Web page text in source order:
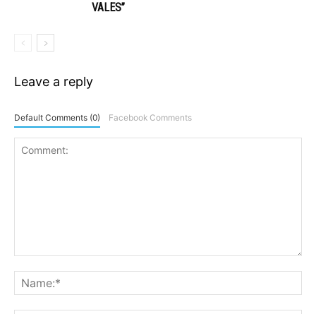
VALES”
Leave a reply
Default Comments (0) Facebook Comments